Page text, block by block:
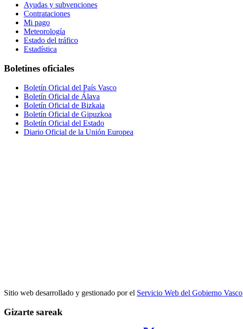
Ayudas y subvenciones
Contrataciones
Mi pago
Meteorología
Estado del tráfico
Estadística
Boletines oficiales
Boletín Oficial del País Vasco
Boletín Oficial de Álava
Boletín Oficial de Bizkaia
Boletín Oficial de Gipuzkoa
Boletín Oficial del Estado
Diario Oficial de la Unión Europea
Sitio web desarrollado y gestionado por el Servicio Web del Gobierno Vasco
Gizarte sareak